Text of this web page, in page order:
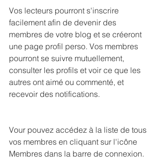
Vos lecteurs pourront s'inscrire
facilement afin de devenir des
membres de votre blog et se créeront
une page profil perso. Vos membres
pourront se suivre mutuellement,
consulter les profils et voir ce que les
autres ont aimé ou commenté, et
recevoir des notifications.
Vour pouvez accédez à la liste de tous
vos membres en cliquant sur l'icône
Membres dans la barre de connexion.